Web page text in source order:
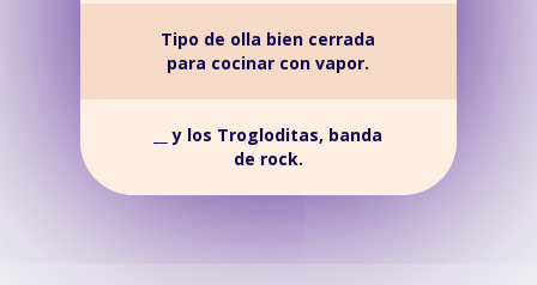
Tipo de olla bien cerrada
para cocinar con vapor.
__ y los Trogloditas, banda
de rock.